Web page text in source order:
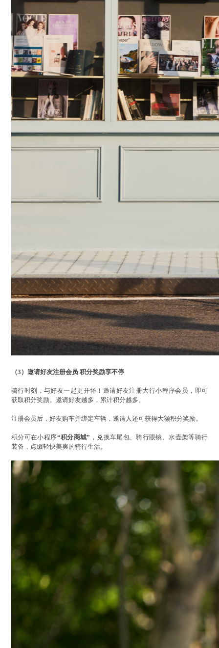
（3）邀请好友注册会员 积分奖励享不停
骑行时刻，与好友一起更开怀！邀请好友注册大行小程序会员，即可
获取积分奖励。邀请好友越多，累计积分越多。
注册会员后，好友购车并绑定车辆，邀请人还可获得大额积分奖励。
积分可在小程序“积分商城” ，兑换车尾包、骑行眼镜、水壶架等骑行
装备，点缀轻快美爽的骑行生活。